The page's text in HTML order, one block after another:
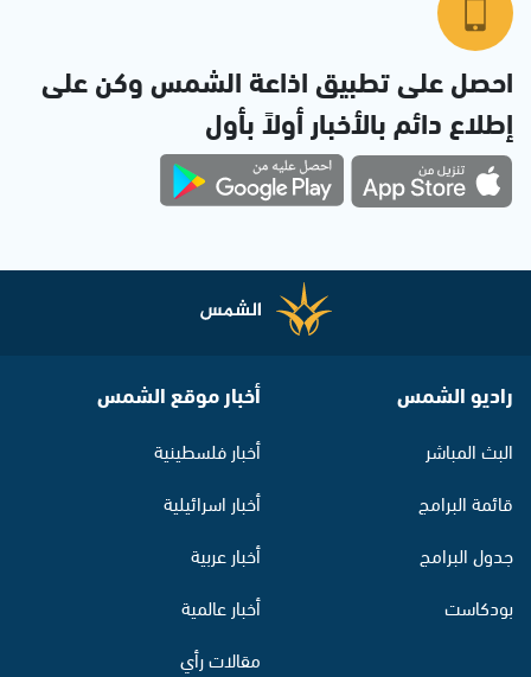
احصل على تطبيق اذاعة الشمس وكن على
إطلاع دائم بالأخبار أولاً بأول
راديو الشمس
البث المباشر
قائمة البرامج
جدول البرامج
بودكاست
أخبار موقع الشمس
أخبار فلسطينية
أخبار اسرائيلية
أخبار عربية
أخبار عالمية
مقالات رأي